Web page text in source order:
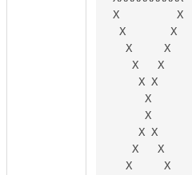
X         X
X       X
  X     X
   X   X
    X X
     X
     X
    X X
   X   X
  X     X